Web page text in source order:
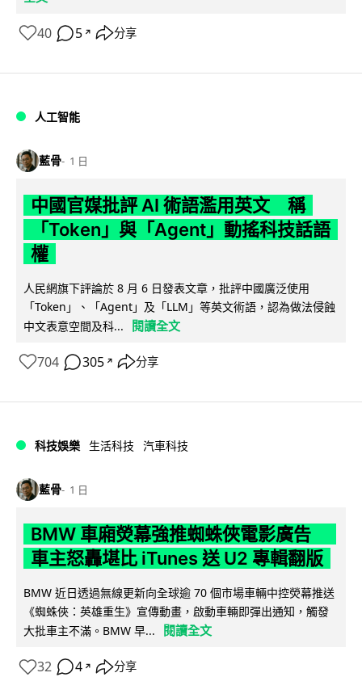
40 5 ↗ 分享
人工智能
藍骨 1 日
中國官媒批評 AI 術語濫用英文 稱
「Token」與「Agent」動搖科技話語
權
人民網旗下評論於 8 月 6 日發表文章，批評中國廣泛使用
「Token」、「Agent」及「LLM」等英文術語，認為做法侵蝕
中文表意空間及科...
閱讀全文
704 305 ↗ 分享
科技娛樂 生活科技 汽車科技
藍骨 1 日
BMW 車廂熒幕強推蜘蛛俠電影廣告
車主怒轟堪比 iTunes 送 U2 專輯翻版
BMW 近日透過無線更新向全球逾 70 個市場車輛中控熒幕推送
《蜘蛛俠：英雄重生》宣傳動畫，啟動車輛即彈出通知，觸發
大批車主不滿。BMW 早...
閱讀全文
32 4 ↗ 分享